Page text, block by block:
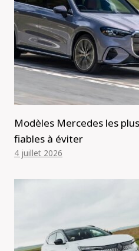
Modèles Mercedes les
fiables à éviter
4 juillet 2026